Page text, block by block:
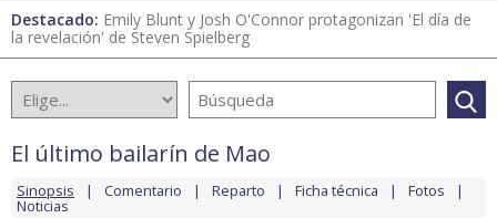
Destacado: Emily Blunt y Josh O'Connor protagonizan 'El día de
la revelación' de Steven Spielberg
El último bailarín de Mao
Sinopsis Comentario Reparto Ficha técnica Fotos
Noticias